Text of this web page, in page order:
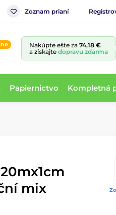
Zoznam prianí
Nakúpte ešte za 74,18 €
a získajte dopravu zdarma
Papiernictvo Kompletná
mix